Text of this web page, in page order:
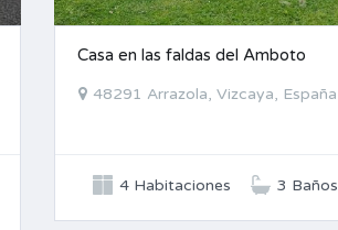
Casa en las faldas del Amboto
48291 Arrazola, Vizcaya, España
4 Habitaciones 3 Baños